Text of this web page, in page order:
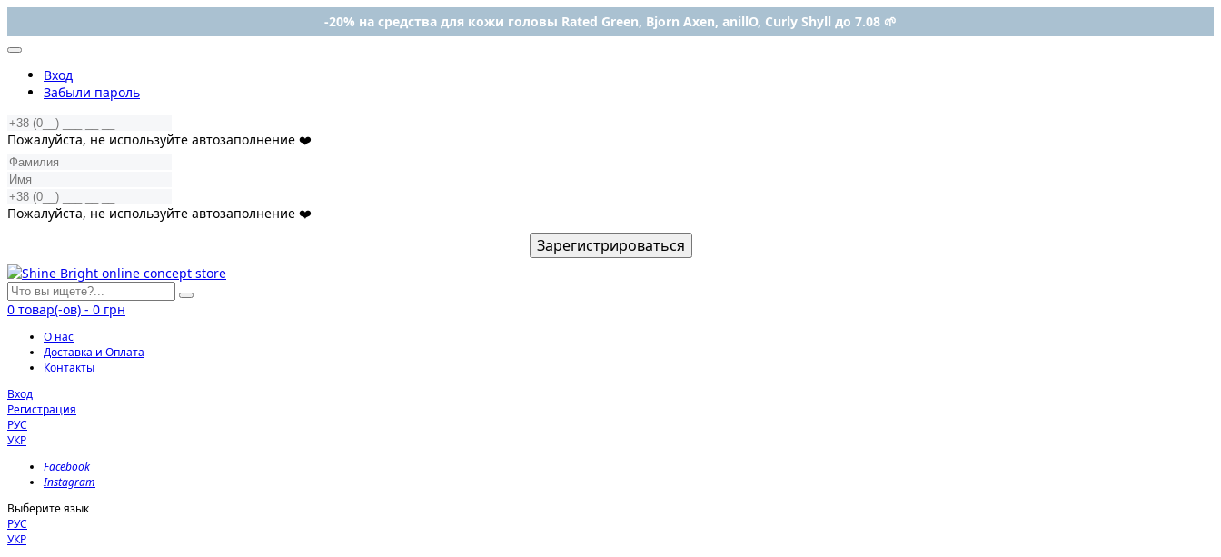
-20% на средства для кожи головы Rated Green, Bjorn Axen, anillO, Curly Shyll до 7.08 🌱
Вход
Забыли пароль
Пожалуйста, не используйте автозаполнение ❤️
Пожалуйста, не используйте автозаполнение ❤️
Зарегистрироваться
0 товар(-ов) - 0 грн
О нас
Доставка и Оплата
Контакты
Вход
Регистрация
РУС
УКР
Facebook
Instagram
Выберите язык
РУС
УКР